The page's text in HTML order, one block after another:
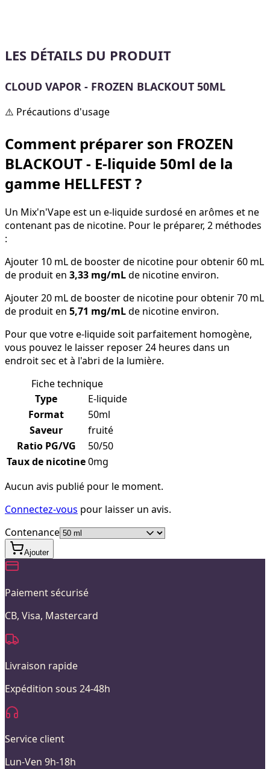
LES DÉTAILS DU PRODUIT
CLOUD VAPOR - FROZEN BLACKOUT 50ML
⚠️ Précautions d'usage
Comment préparer son FROZEN
BLACKOUT - E-liquide 50ml de la
gamme HELLFEST ?
Un Mix'n'Vape est un e-liquide surdosé en arômes et ne
contenant pas de nicotine. Pour le préparer, 2 méthodes
:
Ajouter 10 mL de booster de nicotine pour obtenir 60 mL
de produit en 3,33 mg/mLde nicotine environ.
Ajouter 20 mL de booster de nicotine pour obtenir 70 mL
de produit en 5,71 mg/mLde nicotine environ.
Pour que votre e-liquide soit parfaitement homogène,
vous pouvez le laisser reposer 24 heures dans un
endroit sec et à l'abri de la lumière.
Fiche technique
Type
E-liquide
Format
50ml
Saveur
fruité
Ratio PG/VG
50/50
Taux de nicotine0mg
Aucun avis publié pour le moment.
Connectez-vous pour laisser un avis.
Contenance
Ajouter
Paiement sécurisé
CB, Visa, Mastercard
Livraison rapide
Expédition sous 24-48h
Service client
Lun-Ven 9h-18h